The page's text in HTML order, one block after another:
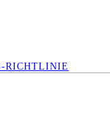
RICHTLINIE